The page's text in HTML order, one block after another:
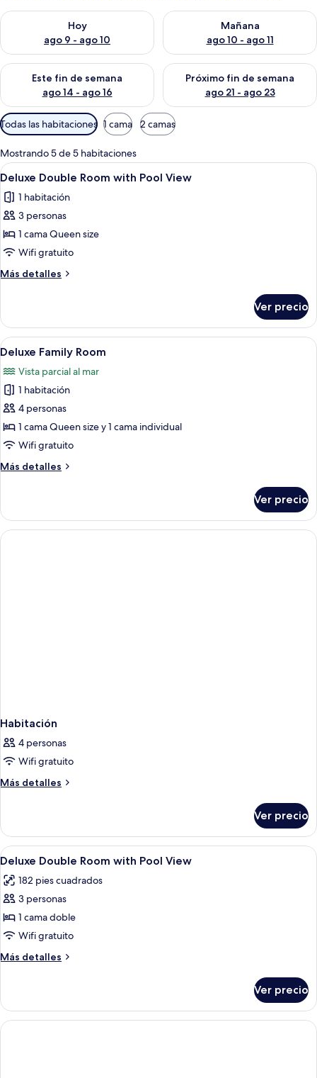
Hoy
ago 9 - ago 10
Consulta la disponibilidad para hoy ago 9 - ago 10
Mañana
ago 10 - ago 11
Consulta la disponibilidad
Este fin de semana
ago 14 - ago 16
Consulta la disponibilidad para este fin de semana ago 14 -
Próximo fin de semana
ago 21 - ago 23
Consulta la disponibilidad
Filtros
disponibles
para
las
habitaciones
Todas las habitaciones 1 cama 2 camas
Mostrando 5 de 5 habitaciones
Abrir
todas
las
fotos
de
Deluxe
Double
Room
Pool
View
Habitación de hotel con una cama,
11
Deluxe Double Room with Pool View
1 habitación
3 personas
1 cama Queen size
Wifi gratuito
Más detalles
Más
Double
Room
with
View
Ver precio
Abrir
todas
las
fotos
de
Deluxe
Family
Habitación de hotel con cama,
13
Deluxe Family Room
Vista parcial al mar
1 habitación
4 personas
1 cama Queen size y 1 cama individual
Wifi gratuito
Más detalles
Más
Family
Room
Ver precio
Habitación
4 personas
Wifi gratuito
Más detalles
Más
Ver precio
Abrir
todas
las
fotos
de
Deluxe
Double
Room
Pool
View
Edredón, minibar y caja de
8
Deluxe Double Room with Pool View
182 pies cuadrados
3 personas
1 cama doble
Wifi gratuito
Más detalles
Más
Double
Room
with
Ver precio